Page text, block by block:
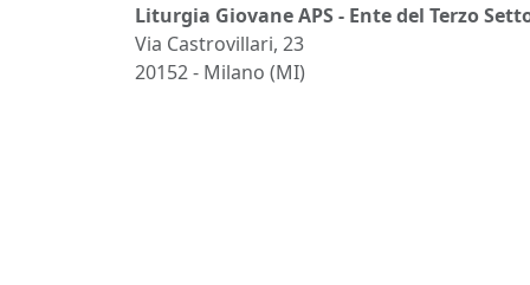
Liturgia Giovane APS - Ente del Terzo
Via Castrovillari, 23
20152 - Milano (MI)